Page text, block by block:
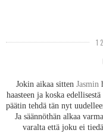
Jokin aikaa sitten Jasmin
haasteen ja koska
päätin tehdä tän nyt
Ja säännöthän alkaa
varalta että joku ei